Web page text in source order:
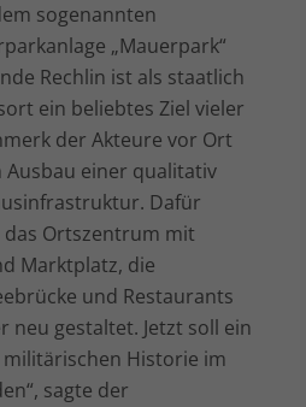
sogenannten
„Mauerpark“
Rechlin ist als staatlich
ein beliebtes Ziel vieler
der Akteure vor Ort
einer qualitativ
Dafür
Ortszentrum mit
Marktplatz, die
und Restaurants
neu gestaltet. Jetzt soll ein
Historie im
sagte der